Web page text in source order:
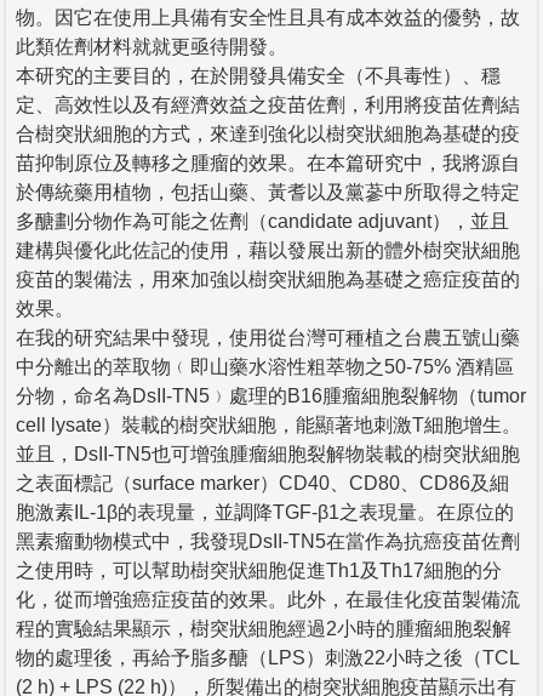
物。因它在使用上具備有安全性且具有成本效益的優勢，故
此類佐劑材料就就更亟待開發。
本研究的主要目的，在於開發具備安全（不具毒性）、穩
定、高效性以及有經濟效益之疫苗佐劑，利用將疫苗佐劑結
合樹突狀細胞的方式，來達到強化以樹突狀細胞為基礎的疫
苗抑制原位及轉移之腫瘤的效果。在本篇研究中，我將源自
於傳統藥用植物，包括山藥、黃耆以及黨蔘中所取得之特定
多醣劃分物作為可能之佐劑（candidate adjuvant），並且
建構與優化此佐記的使用，藉以發展出新的體外樹突狀細胞
疫苗的製備法，用來加強以樹突狀細胞為基礎之癌症疫苗的
效果。
在我的研究結果中發現，使用從台灣可種植之台農五號山藥
中分離出的萃取物﹙即山藥水溶性粗萃物之50-75% 酒精區
分物，命名為DsII-TN5﹚處理的B16腫瘤細胞裂解物（tumor
cell lysate）裝載的樹突狀細胞，能顯著地刺激T細胞增生。
並且，DsII-TN5也可增強腫瘤細胞裂解物裝載的樹突狀細胞
之表面標記（surface marker）CD40、CD80、CD86及細
胞激素IL-1β的表現量，並調降TGF-β1之表現量。在原位的
黑素瘤動物模式中，我發現DsII-TN5在當作為抗癌疫苗佐劑
之使用時，可以幫助樹突狀細胞促進Th1及Th17細胞的分
化，從而增強癌症疫苗的效果。此外，在最佳化疫苗製備流
程的實驗結果顯示，樹突狀細胞經過2小時的腫瘤細胞裂解
物的處理後，再給予脂多醣（LPS）刺激22小時之後（TCL
(2 h) + LPS (22 h)），所製備出的樹突狀細胞疫苗顯示出有